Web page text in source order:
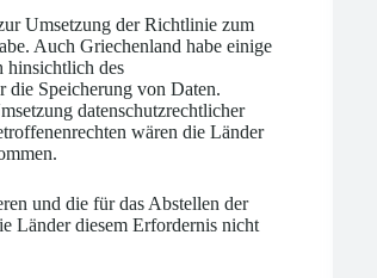
Umsetzung der Richtlinie zum
Auch Griechenland habe einige
hinsichtlich des
die Speicherung von Daten.
datenschutzrechtlicher
wären die Länder
und die für das Abstellen der
Länder diesem Erfordernis nicht